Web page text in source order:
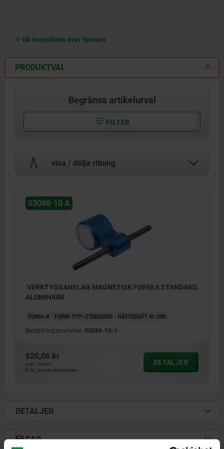
till översikten över formen
PRODUKTVAL
Begränsa artikelurval
FILTER
visa / dölja ritning
03088-10 A
VERKTYGSANSLAG MAGNETISK FORM:A STANDARD,
ALUMINIUM
FORM=A FORM-TYP=STANDARD HÄFTKRAFT N=200
Beställningsnummer: 03088-10-1
620,06 kr
exkl. moms
Exkl. leveranskostnader
DETALJER
DETALJER
CAD